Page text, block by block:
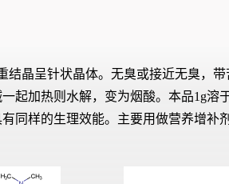
结晶呈针状晶体。无臭或接近无臭，
起加热则水解，变为烟酸。本品1g
同样的生理效能。主要用做营养增补